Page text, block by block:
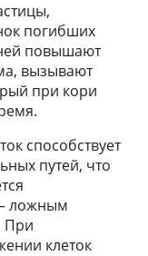
погибших
повышают
вызывают
при кори
способствует
путей, что
ложным
При
клеток